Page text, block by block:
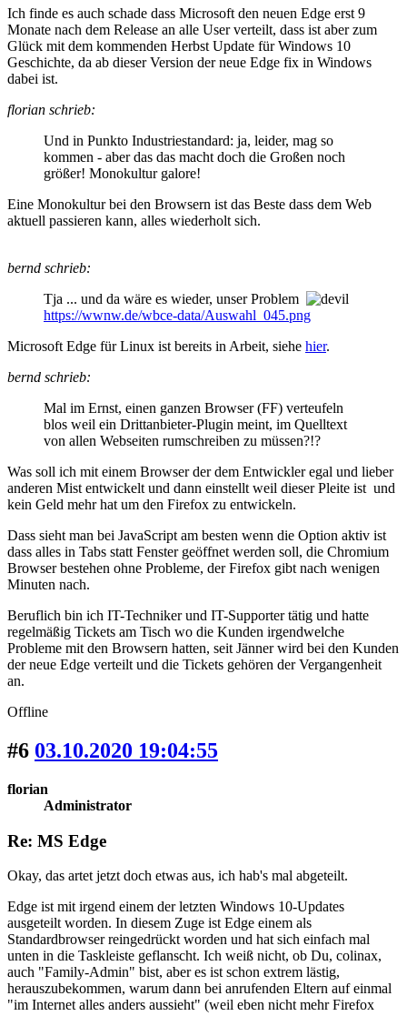
Ich finde es auch schade dass Microsoft den neuen Edge erst 9
Monate nach dem Release an alle User verteilt, dass ist aber zum
Glück mit dem kommenden Herbst Update für Windows 10
Geschichte, da ab dieser Version der neue Edge fix in Windows
dabei ist.
florian schrieb:
Und in Punkto Industriestandard: ja, leider, mag so
kommen - aber das das macht doch die Großen noch
größer! Monokultur galore!
Eine Monokultur bei den Browsern ist das Beste dass dem Web
aktuell passieren kann, alles wiederholt sich.
bernd schrieb:
Tja ... und da wäre es wieder, unser Problem
https://wwnw.de/wbce-data/Auswahl_045.png
Microsoft Edge für Linux ist bereits in Arbeit, siehe hier.
bernd schrieb:
Mal im Ernst, einen ganzen Browser (FF) verteufeln
blos weil ein Drittanbieter-Plugin meint, im Quelltext
von allen Webseiten rumschreiben zu müssen?!?
Was soll ich mit einem Browser der dem Entwickler egal und lieber
anderen Mist entwickelt und dann einstellt weil dieser Pleite ist und
kein Geld mehr hat um den Firefox zu entwickeln.
Dass sieht man bei JavaScript am besten wenn die Option aktiv ist
dass alles in Tabs statt Fenster geöffnet werden soll, die Chromium
Browser bestehen ohne Probleme, der Firefox gibt nach wenigen
Minuten nach.
Beruflich bin ich IT-Techniker und IT-Supporter tätig und hatte
regelmäßig Tickets am Tisch wo die Kunden irgendwelche
Probleme mit den Browsern hatten, seit Jänner wird bei den Kunden
der neue Edge verteilt und die Tickets gehören der Vergangenheit
an.
Offline
#6 03.10.2020 19:04:55
florian
Administrator
Re: MS Edge
Okay, das artet jetzt doch etwas aus, ich hab's mal abgeteilt.
Edge ist mit irgend einem der letzten Windows 10-Updates
ausgeteilt worden. In diesem Zuge ist Edge einem als
Standardbrowser reingedrückt worden und hat sich einfach mal
unten in die Taskleiste geflanscht. Ich weiß nicht, ob Du, colinax,
auch "Family-Admin" bist, aber es ist schon extrem lästig,
herauszubekommen, warum dann bei anrufenden Eltern auf einmal
"im Internet alles anders aussieht" (weil eben nicht mehr Firefox